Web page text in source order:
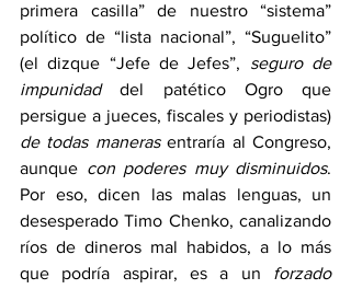
primera casilla” de nuestro “sistema”
político de “lista nacional”, “Suguelito”
(el dizque “Jefe de Jefes”, seguro de
impunidad del patético Ogro que
de todas maneras entraría al Congreso,
aunque con poderes muy disminuidos.
Por eso, dicen las malas lenguas, un
desesperado Timo Chenko, canalizando
ríos de dineros mal habidos, a lo más
que podría aspirar, es a un forzado